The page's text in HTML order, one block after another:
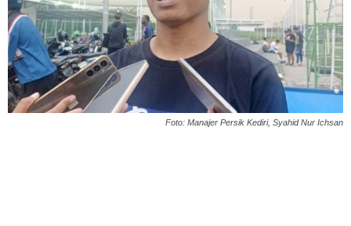
Foto: Manajer Persik Kediri, Syahid Nur Ichsan